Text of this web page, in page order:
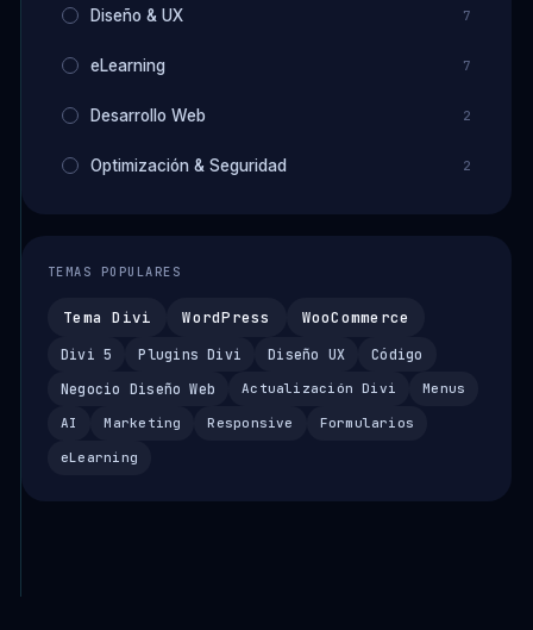
Diseño & UX 7
eLearning 7
Desarrollo Web 2
Optimización & Seguridad 2
TEMAS POPULARES
Tema Divi WordPress WooCommerce
Divi 5 Plugins Divi Diseño UX
Código
Negocio Diseño Web
Actualización Divi Menus
AI Marketing Responsive Formularios
eLearning